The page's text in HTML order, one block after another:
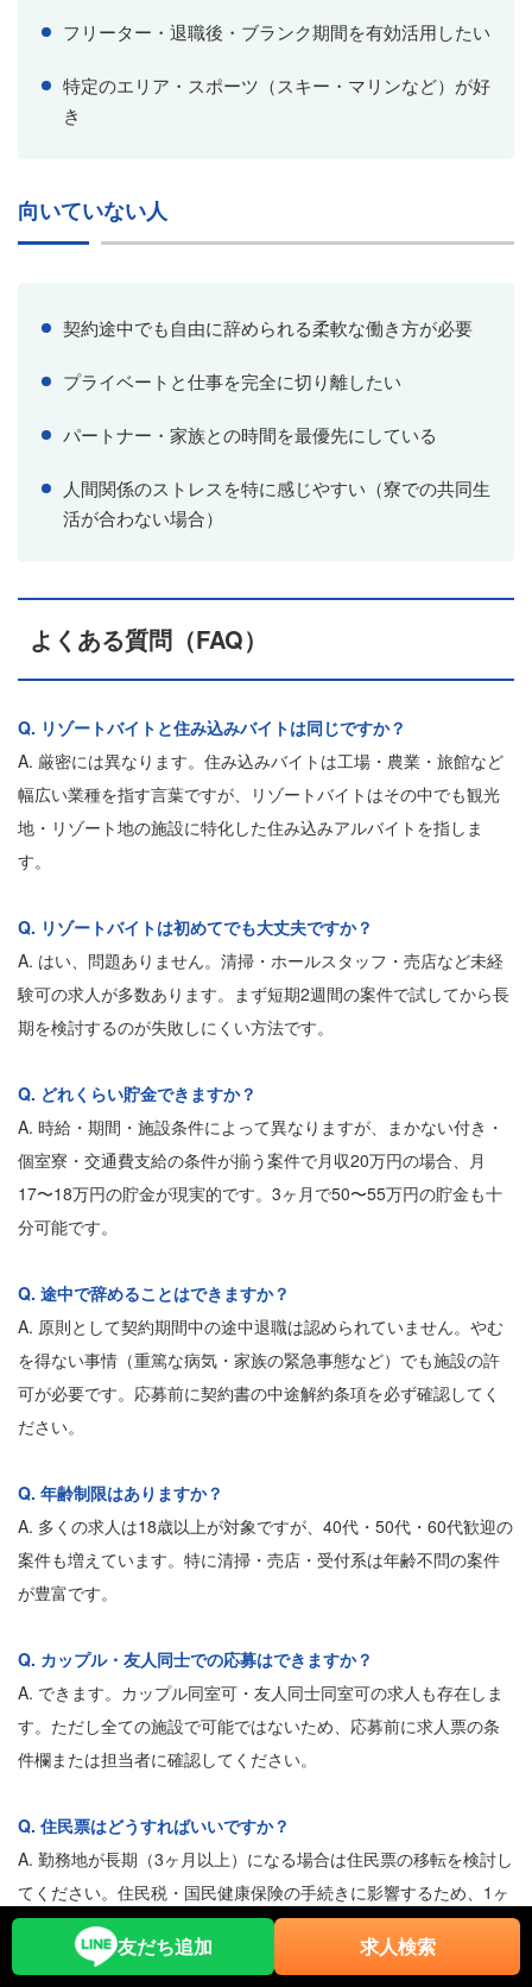
フリーター・退職後・ブランク期間を有効活用したい
特定のエリア・スポーツ（スキー・マリンなど）が好
き
向いていない人
契約途中でも自由に辞められる柔軟な働き方が必要
プライベートと仕事を完全に切り離したい
パートナー・家族との時間を最優先にしている
人間関係のストレスを特に感じやすい（寮での共同生
活が合わない場合）
よくある質問（FAQ）
Q. リゾートバイトと住み込みバイトは同じですか？
A. 厳密には異なります。住み込みバイトは工場・農業・旅館など
幅広い業種を指す言葉ですが、リゾートバイトはその中でも観光
地・リゾート地の施設に特化した住み込みアルバイトを指しま
す。
Q. リゾートバイトは初めてでも大丈夫ですか？
A. はい、問題ありません。清掃・ホールスタッフ・売店など未経
験可の求人が多数あります。まず短期2週間の案件で試してから長
期を検討するのが失敗しにくい方法です。
Q. どれくらい貯金できますか？
A. 時給・期間・施設条件によって異なりますが、まかない付き・
個室寮・交通費支給の条件が揃う案件で月収20万円の場合、月
17〜18万円の貯金が現実的です。3ヶ月で50〜55万円の貯金も十
分可能です。
Q. 途中で辞めることはできますか？
A. 原則として契約期間中の途中退職は認められていません。やむ
を得ない事情（重篤な病気・家族の緊急事態など）でも施設の許
可が必要です。応募前に契約書の中途解約条項を必ず確認してく
ださい。
Q. 年齢制限はありますか？
A. 多くの求人は18歳以上が対象ですが、40代・50代・60代歓迎の
案件も増えています。特に清掃・売店・受付系は年齢不問の案件
が豊富です。
Q. カップル・友人同士での応募はできますか？
A. できます。カップル同室可・友人同士同室可の求人も存在しま
す。ただし全ての施設で可能ではないため、応募前に求人票の条
件欄または担当者に確認してください。
Q. 住民票はどうすればいいですか？
A. 勤務地が長期（3ヶ月以上）になる場合は住民票の移転を検討し
てください。住民税・国民健康保険の手続きに影響するため、1ヶ
月以上の場合は担当者に確認することをおすすめします。
友だち追加 求人検索